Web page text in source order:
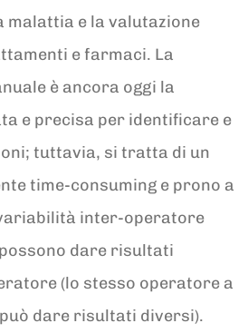
malattia e la valutazione
e farmaci. La
è ancora oggi la
e precisa per identificare e
tuttavia, si tratta di un
time-consuming e prono a
inter-operatore
dare risultati
(lo stesso operatore a
dare risultati diversi).